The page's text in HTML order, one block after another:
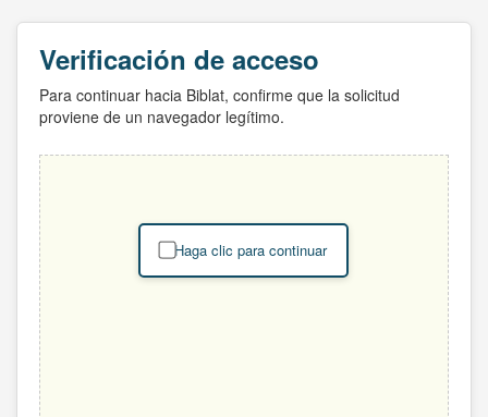
Verificación de acceso
Para continuar hacia Biblat, confirme que la solicitud
proviene de un navegador legítimo.
Haga clic para continuar